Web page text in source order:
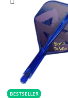
BESTSELLER